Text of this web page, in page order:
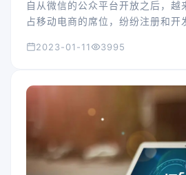
自从微信的公众平台开放之后，越
占移动电商的席位，纷纷注册和开
得了很好的效果，增加了不少的目
企业适合进行微信推广呢？
2023-01-11 3995